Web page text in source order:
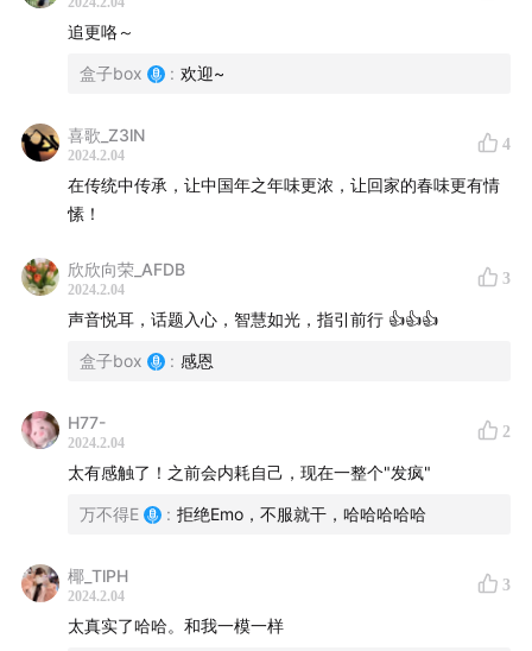
追更咯～
盒子box : 欢迎~
喜歌_Z3lN
2024.2.04
4
在传统中传承，让中国年之年味更浓，让回家的春味更有情
愫！
欣欣向荣_AFDB
2024.2.04
3
声音悦耳，话题入心，智慧如光，指引前行 👍👍👍
盒子box : 感恩
H77-
2024.2.04
2
太有感触了！之前会内耗自己，现在一整个"发疯"
万不得E : 拒绝Emo，不服就干，哈哈哈哈哈
椰_TlPH
2024.2.04
3
太真实了哈哈。和我一模一样